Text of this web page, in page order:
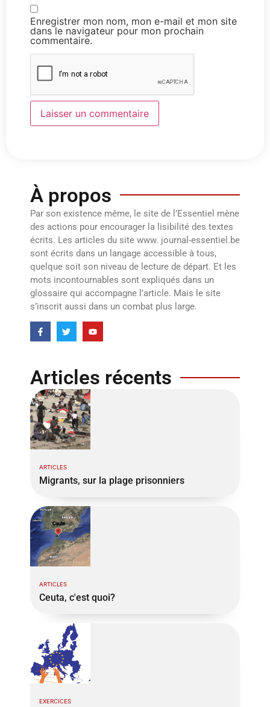
Enregistrer mon nom, mon e-mail et mon site
dans le navigateur pour mon prochain
commentaire.
À propos
Par son existence même, le site de l’Essentiel mène
des actions pour encourager la lisibilité des textes
écrits. Les articles du site www. journal-essentiel.be
sont écrits dans un langage accessible à tous,
quelque soit son niveau de lecture de départ. Et les
mots incontournables sont expliqués dans un
glossaire qui accompagne l’article. Mais le site
s’inscrit aussi dans un combat plus large.
Articles récents
ARTICLES
Migrants, sur la plage prisonniers
ARTICLES
Ceuta, c'est quoi?
EXERCICES